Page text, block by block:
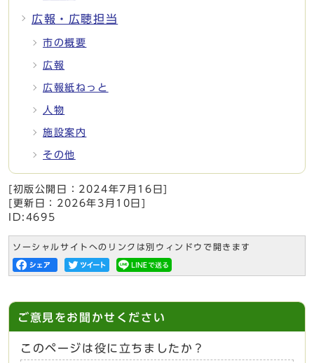
広報・広聴担当
市の概要
広報
広報紙ねっと
人物
施設案内
その他
[初版公開日： 2024年7月16日
[更新日： 2026年3月10日
ID:4695
ソーシャルサイトへのリンクは別ウィンドウで開きます
ご意見をお聞かせください
このページは役に立ちましたか？